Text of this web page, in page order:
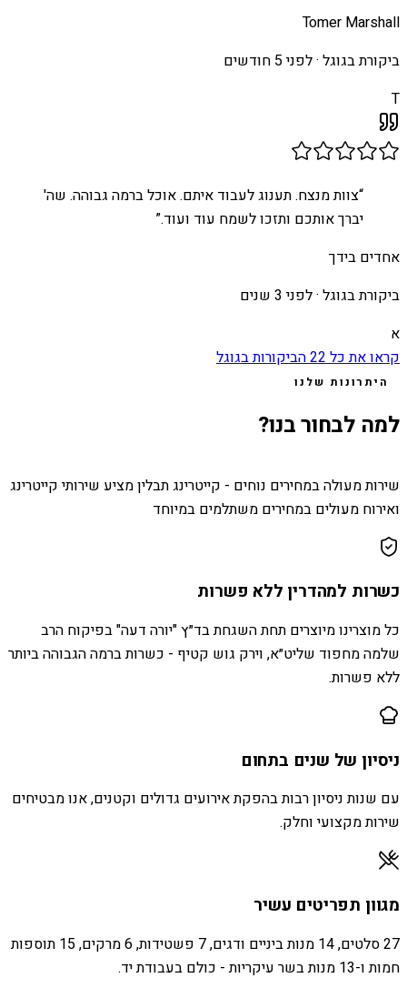
Tomer Marshall
ביקורת בגוגל ·לפני 5 חודשים
T
“צוות מנצח. תענוג לעבוד איתם. אוכל ברמה גבוהה. שה'
יברך אותכם ותזכו לשמח עוד ועוד.”
אחדים בידך
ביקורת בגוגל ·לפני 3 שנים
א
קראו את כל 22הביקורות בגוגל
היתרונות שלנו
למה לבחור בנו?
שירות מעולה במחירים נוחים - קייטרינג תבלין מציע שירותי קייטרינג
ואירוח מעולים במחירים משתלמים במיוחד
כשרות למהדרין ללא פשרות
כל מוצרינו מיוצרים תחת השגחת בד״ץ "יורה דעה" בפיקוח הרב
שלמה מחפוד שליט״א, וירק גוש קטיף - כשרות ברמה הגבוהה ביותר
ללא פשרות.
ניסיון של שנים בתחום
עם שנות ניסיון רבות בהפקת אירועים גדולים וקטנים, אנו מבטיחים
שירות מקצועי וחלק.
מגוון תפריטים עשיר
27 סלטים, 14 מנות ביניים ודגים, 7 פשטידות, 6 מרקים, 15 תוספות
חמות ו-13 מנות בשר עיקריות - כולם בעבודת יד.